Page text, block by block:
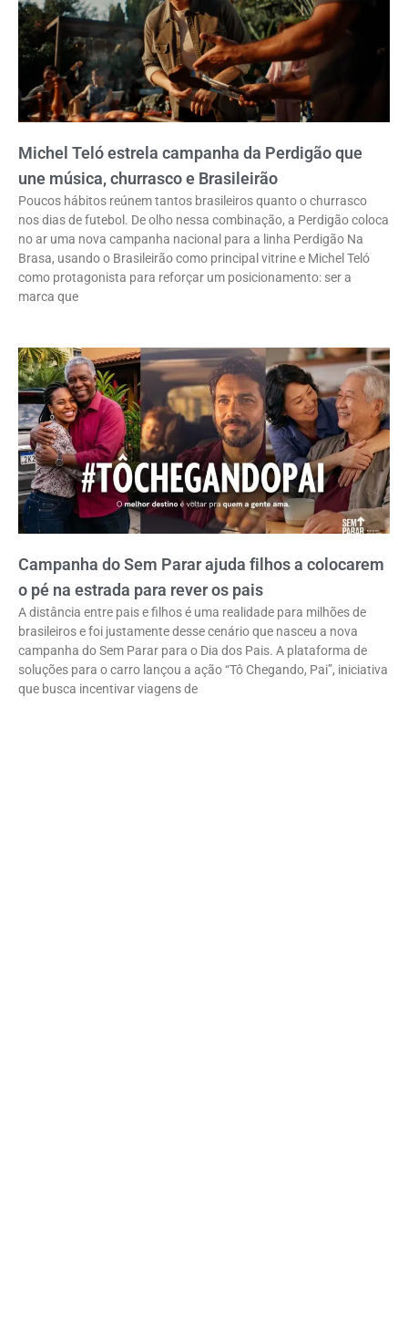
Michel Teló estrela campanha da Perdigão que
une música, churrasco e Brasileirão
Poucos hábitos reúnem tantos brasileiros quanto o churrasco
nos dias de futebol. De olho nessa combinação, a Perdigão coloca
no ar uma nova campanha nacional para a linha Perdigão Na
Brasa, usando o Brasileirão como principal vitrine e Michel Teló
como protagonista para reforçar um posicionamento: ser a
marca que
Campanha do Sem Parar ajuda filhos a colocarem
o pé na estrada para rever os pais
A distância entre pais e filhos é uma realidade para milhões de
brasileiros e foi justamente desse cenário que nasceu a nova
campanha do Sem Parar para o Dia dos Pais. A plataforma de
soluções para o carro lançou a ação “Tô Chegando, Pai”, iniciativa
que busca incentivar viagens de